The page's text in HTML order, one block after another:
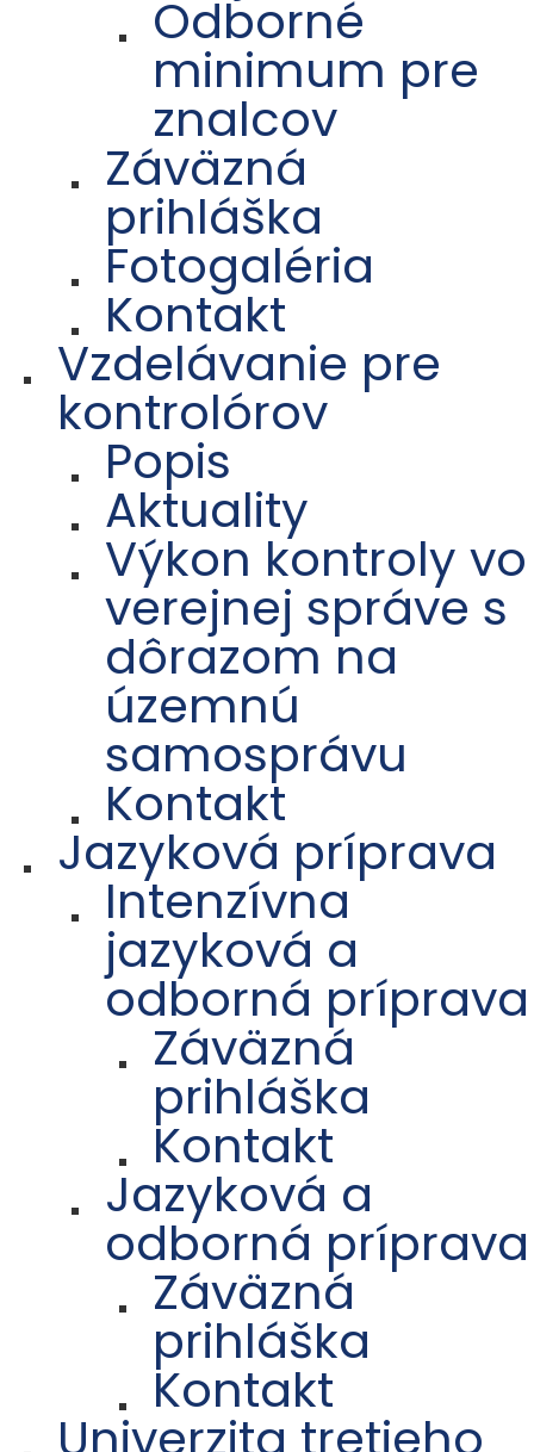
Odborné
minimum pre
znalcov
Záväzná
prihláška
Fotogaléria
Kontakt
Vzdelávanie pre
kontrolórov
Popis
Aktuality
Výkon kontroly vo
verejnej správe s
dôrazom na
územnú
samosprávu
Kontakt
Jazyková príprava
Intenzívna
jazyková a
odborná príprava
Záväzná
prihláška
Kontakt
Jazyková a
odborná príprava
Záväzná
prihláška
Kontakt